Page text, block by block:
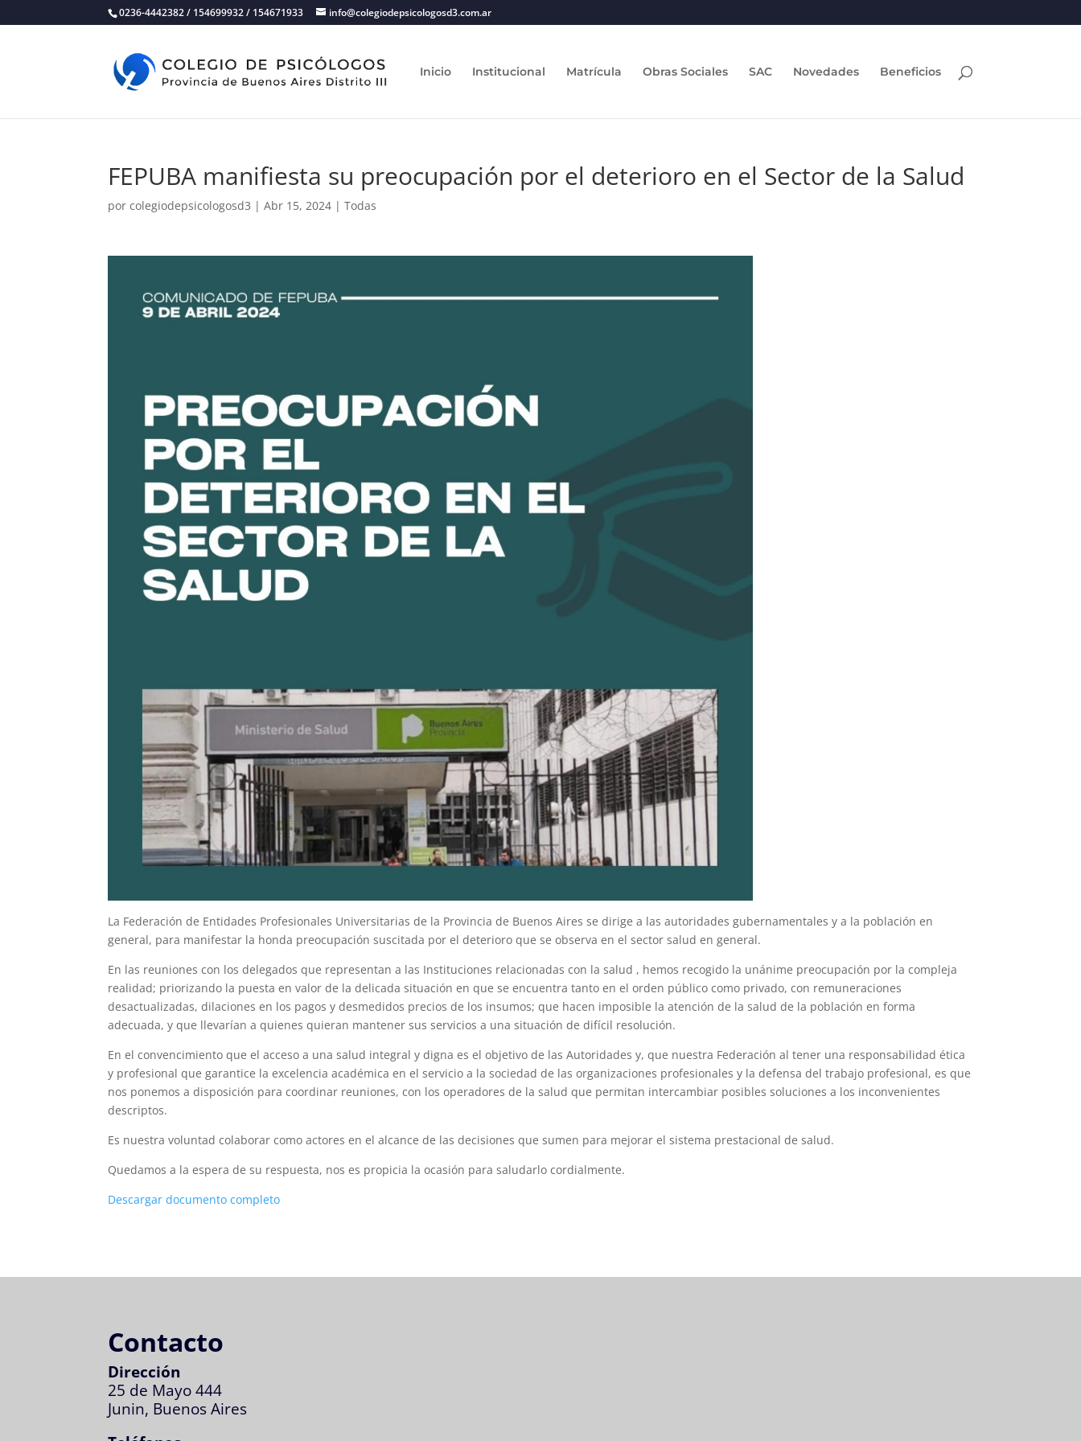
0236-4442382 / 154699932 / 154671933 info@colegiodepsicologosd3.com.ar
Inicio Institucional Matrícula Obras Sociales SAC Novedades Beneficios
FEPUBA manifiesta su preocupación por el deterioro en el Sector de la Salud
porcolegiodepsicologosd3 |Abr 15, 2024 |Todas
La Federación de Entidades Profesionales Universitarias de la Provincia de Buenos Aires se dirige a las autoridades gubernamentales y a la población en
general, para manifestar la honda preocupación suscitada por el deterioro que se observa en el sector salud en general.
En las reuniones con los delegados que representan a las Instituciones relacionadas con la salud , hemos recogido la unánime preocupación por la compleja
realidad; priorizando la puesta en valor de la delicada situación en que se encuentra tanto en el orden público como privado, con remuneraciones
desactualizadas, dilaciones en los pagos y desmedidos precios de los insumos; que hacen imposible la atención de la salud de la población en forma
adecuada, y que llevarían a quienes quieran mantener sus servicios a una situación de difícil resolución.
En el convencimiento que el acceso a una salud integral y digna es el objetivo de las Autoridades y, que nuestra Federación al tener una responsabilidad ética
y profesional que garantice la excelencia académica en el servicio a la sociedad de las organizaciones profesionales y la defensa del trabajo profesional, es que
nos ponemos a disposición para coordinar reuniones, con los operadores de la salud que permitan intercambiar posibles soluciones a los inconvenientes
descriptos.
Es nuestra voluntad colaborar como actores en el alcance de las decisiones que sumen para mejorar el sistema prestacional de salud.
Quedamos a la espera de su respuesta, nos es propicia la ocasión para saludarlo cordialmente.
Descargar documento completo
Contacto
Dirección
25 de Mayo 444
Junin, Buenos Aires